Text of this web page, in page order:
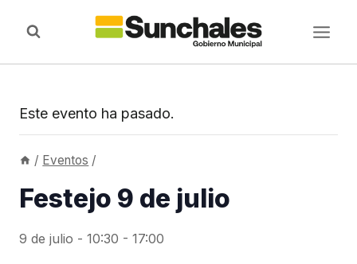
Este evento ha pasado.
/ Eventos /
Festejo 9 de julio
9 de julio - 10:30 - 17:00